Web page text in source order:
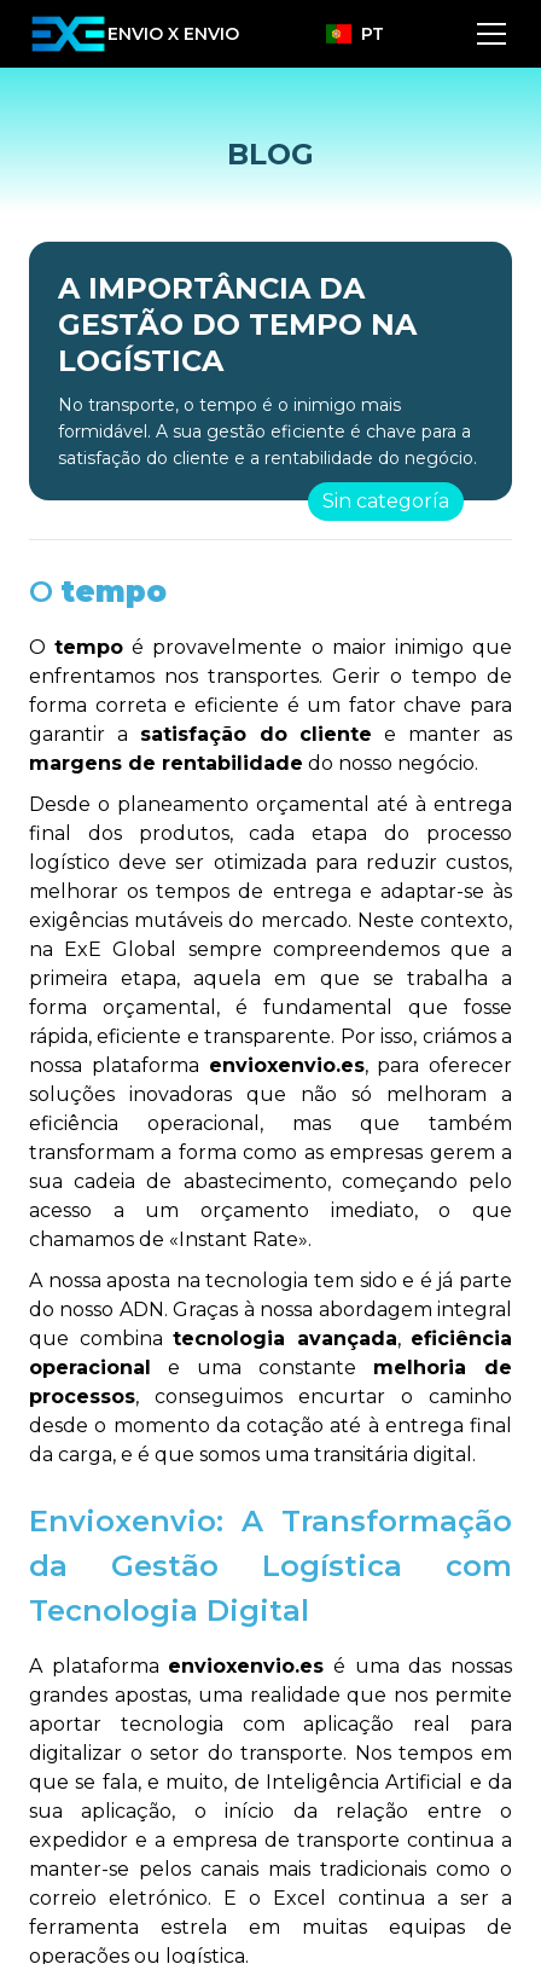
ENVIO X ENVIO PT
BLOG
A IMPORTÂNCIA DA
GESTÃO DO TEMPO NA
LOGÍSTICA
No transporte, o tempo é o inimigo mais
formidável. A sua gestão eficiente é chave para a
satisfação do cliente e a rentabilidade do negócio.
Sin categoría
O tempo
Otempo é provavelmente o maior inimigo que
enfrentamos nos transportes. Gerir o tempo de
forma correta e eficiente é um fator chave para
garantir a satisfação do cliente e manter as
margens de rentabilidade do nosso negócio.
Desde o planeamento orçamental até à entrega
final dos produtos, cada etapa do processo
logístico deve ser otimizada para reduzir custos,
melhorar os tempos de entrega e adaptar-se às
exigências mutáveis do mercado. Neste contexto,
na ExE Global sempre compreendemos que a
primeira etapa, aquela em que se trabalha a
forma orçamental, é fundamental que fosse
rápida, eficiente e transparente. Por isso, criámos a
nossa plataforma envioxenvio.es, para oferecer
soluções inovadoras que não só melhoram a
eficiência operacional, mas que também
transformam a forma como as empresas gerem a
sua cadeia de abastecimento, começando pelo
acesso a um orçamento imediato, o que
chamamos de «Instant Rate».
A nossa aposta na tecnologia tem sido e é já parte
do nosso ADN. Graças à nossa abordagem integral
que combina tecnologia avançada, eficiência
operacional e uma constante melhoria de
processos, conseguimos encurtar o caminho
desde o momento da cotação até à entrega final
da carga, e é que somos uma transitária digital.
Envioxenvio: A Transformação
da Gestão Logística com
Tecnologia Digital
A plataforma envioxenvio.es é uma das nossas
grandes apostas, uma realidade que nos permite
aportar tecnologia com aplicação real para
digitalizar o setor do transporte. Nos tempos em
que se fala, e muito, de Inteligência Artificial e da
sua aplicação, o início da relação entre o
expedidor e a empresa de transporte continua a
manter-se pelos canais mais tradicionais como o
correio eletrónico. E o Excel continua a ser a
ferramenta estrela em muitas equipas de
operações ou logística.